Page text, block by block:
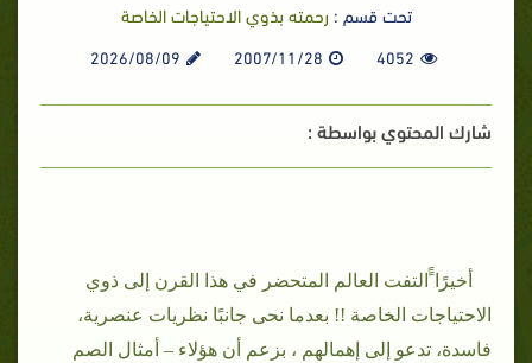
تحت قسم : رحمته بذوي الاحتياجات الخاصة
4052
2007/11/28
2026/08/09
شارك المحتوي بواسطة :
أخيرًا ًًالتفت العالم المتحضر في هذا القرن إلى ذوي
الاحتياجات الخاصة !! بعدما نحى جانبًا نظريات عنصرية،
فاسدة، تدعو إلى إهمالهم ، بزعم أن هؤلاء – أمثال الصم